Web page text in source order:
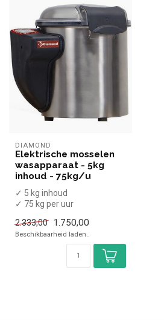
DIAMOND
Elektrische mosselen
wasapparaat - 5kg
inhoud - 75kg/u
✓ 5 kg inhoud
✓ 75 kg per uur
✓ 90-120 sec
✓ 230 Vol...
2.333,00 1.750,00
Beschikbaarheid laden..